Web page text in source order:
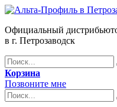
Официальный
в г. Петрозаводск
Корзина
Позвоните мне